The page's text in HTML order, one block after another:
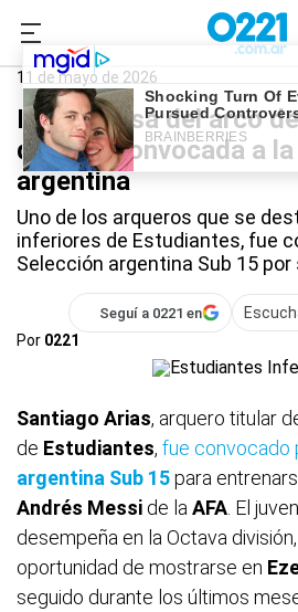
0221.com.ar Deportes
11 de mayo de 2026
La promesa del arco
que fue convocada a
argentina
Uno de los arqueros que se
inferiores de Estudiantes, fue
Selección argentina Sub 15 por
Seguí a 0221 en
Por 0221
Santiago Arias, arquero titular
de Estudiantes, fue convocado
argentina Sub 15para
Andrés Messi de la AFA . El
desempeña en la Octava
oportunidad de mostrarse en
seguido durante los últimos